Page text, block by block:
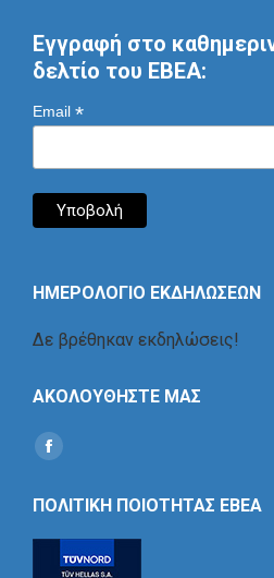
Εγγραφή στο
δελτίο του ΕΒΕΑ:
Email *
ΗΜΕΡΟΛΟΓΙΟ ΕΚΔΗΛΩΣΕΩΝ
Δε βρέθηκαν εκδηλώσεις!
ΑΚΟΛΟΥΘΗΣΤΕ ΜΑΣ
Find us on:
Social
ΠΟΛΙΤΙΚΗ ΠΟΙΟΤΗΤΑΣ ΕΒΕΑ